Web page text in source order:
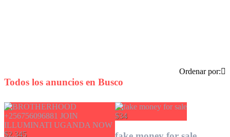
Todos los anuncios en Busco
Ordenar por:
$2,345
$34